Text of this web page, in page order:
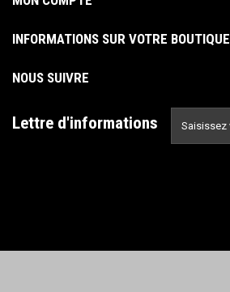
INFORMATIONS SUR VOTRE BOUTIQUE
NOUS SUIVRE
Lettre d'informations